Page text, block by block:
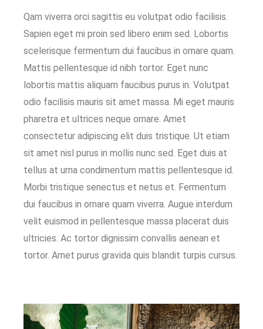
Qam viverra orci sagittis eu volutpat odio facilisis.
Sapien eget mi proin sed libero enim sed. Lobortis
scelerisque fermentum dui faucibus in ornare quam.
Mattis pellentesque id nibh tortor. Eget nunc
lobortis mattis aliquam faucibus purus in. Volutpat
odio facilisis mauris sit amet massa. Mi eget mauris
pharetra et ultrices neque ornare. Amet
consectetur adipiscing elit duis tristique. Ut etiam
sit amet nisl purus in mollis nunc sed. Eget duis at
tellus at urna condimentum mattis pellentesque id.
Morbi tristique senectus et netus et. Fermentum
dui faucibus in ornare quam viverra. Augue interdum
velit euismod in pellentesque massa placerat duis
ultricies. Ac tortor dignissim convallis aenean et
tortor. Amet purus gravida quis blandit turpis cursus.